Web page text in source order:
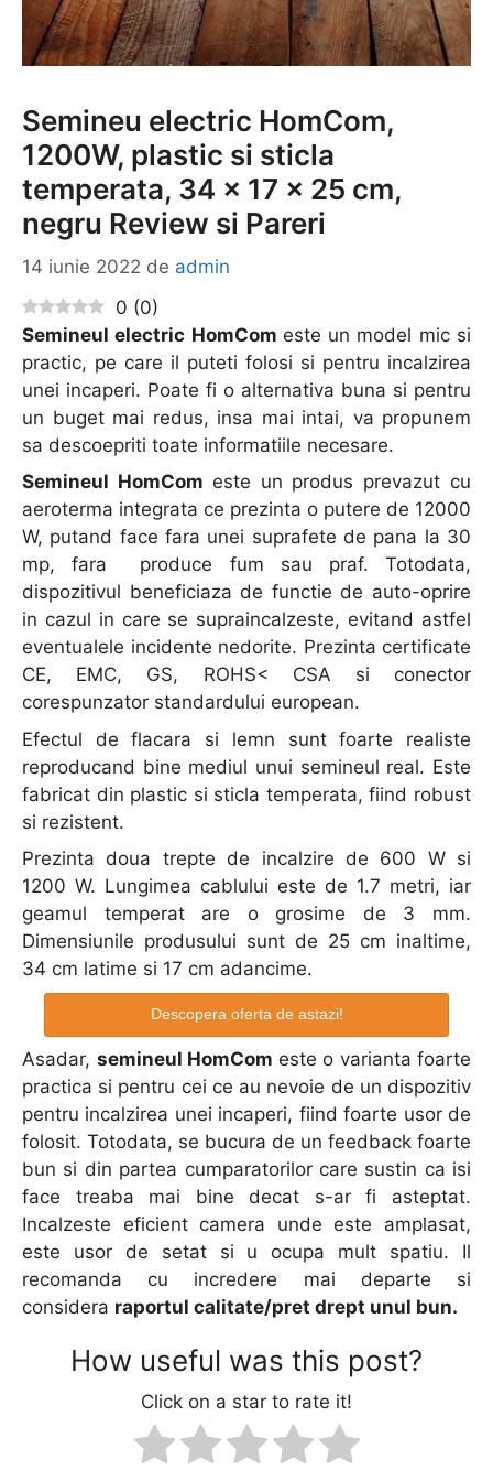
Semineu electric HomCom,
1200W, plastic si sticla
temperata, 34 x 17 x 25 cm,
negru Review si Pareri
14 iunie 2022 de admin
0 (0)
Semineul electric HomCom este un model mic si
practic, pe care il puteti folosi si pentru incalzirea
unei incaperi. Poate fi o alternativa buna si pentru
un buget mai redus, insa mai intai, va propunem
sa descoepriti toate informatiile necesare.
Semineul HomCom este un produs prevazut cu
aeroterma integrata ce prezinta o putere de 12000
W, putand face fara unei suprafete de pana la 30
mp, fara produce fum sau praf. Totodata,
dispozitivul beneficiaza de functie de auto-oprire
in cazul in care se supraincalzeste, evitand astfel
eventualele incidente nedorite. Prezinta certificate
CE, EMC, GS, ROHS< CSA si conector
corespunzator standardului european.
Efectul de flacara si lemn sunt foarte realiste
reproducand bine mediul unui semineul real. Este
fabricat din plastic si sticla temperata, fiind robust
si rezistent.
Prezinta doua trepte de incalzire de 600 W si
1200 W. Lungimea cablului este de 1.7 metri, iar
geamul temperat are o grosime de 3 mm.
Dimensiunile produsului sunt de 25 cm inaltime,
34 cm latime si 17 cm adancime.
Descopera oferta de astazi!
Asadar, semineul HomCom este o varianta foarte
practica si pentru cei ce au nevoie de un dispozitiv
pentru incalzirea unei incaperi, fiind foarte usor de
folosit. Totodata, se bucura de un feedback foarte
bun si din partea cumparatorilor care sustin ca isi
face treaba mai bine decat s-ar fi asteptat.
Incalzeste eficient camera unde este amplasat,
este usor de setat si u ocupa mult spatiu. Il
recomanda cu incredere mai departe si
considera raportul calitate/pret drept unul bun.
How useful was this post?
Click on a star to rate it!